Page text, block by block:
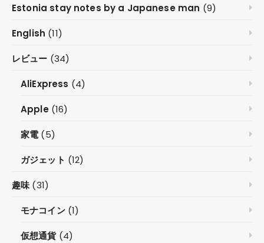
Estonia stay notes by a Japanese man (9)
English (11)
レビュー (34)
AliExpress (4)
Apple(16)
家電(5)
ガジェット (12)
趣味(31)
モナコイン(1)
仮想通貨(4)